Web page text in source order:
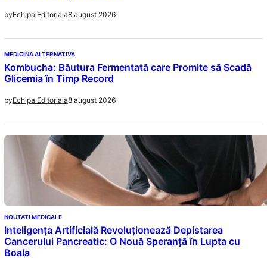
byEchipa Editoriala8 august 2026
MEDICINA ALTERNATIVA
Kombucha: Băutura Fermentată care Promite să Scadă
Glicemia în Timp Record
byEchipa Editoriala8 august 2026
NOUTATI MEDICALE
Inteligența Artificială Revoluționează Depistarea
Cancerului Pancreatic: O Nouă Speranță în Lupta cu
Boala